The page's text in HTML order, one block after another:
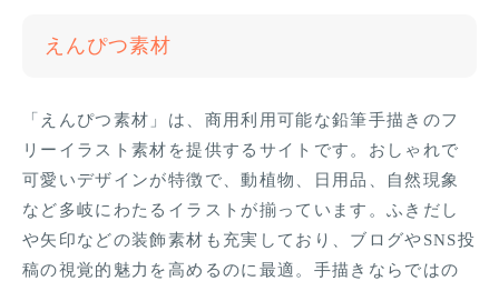
えんぴつ素材
「えんぴつ素材」は、商用利用可能な鉛筆手描きのフ
リーイラスト素材を提供するサイトです。おしゃれで
可愛いデザインが特徴で、動植物、日用品、自然現象
など多岐にわたるイラストが揃っています。ふきだし
や矢印などの装飾素材も充実しており、ブログやSNS投
稿の視覚的魅力を高めるのに最適。手描きならではの